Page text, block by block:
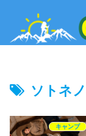
ソトネ
キャンプ